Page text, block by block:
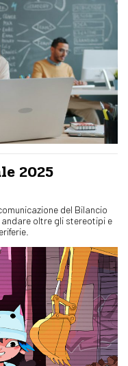
2025
del Bilancio
oltre gli stereotipi e